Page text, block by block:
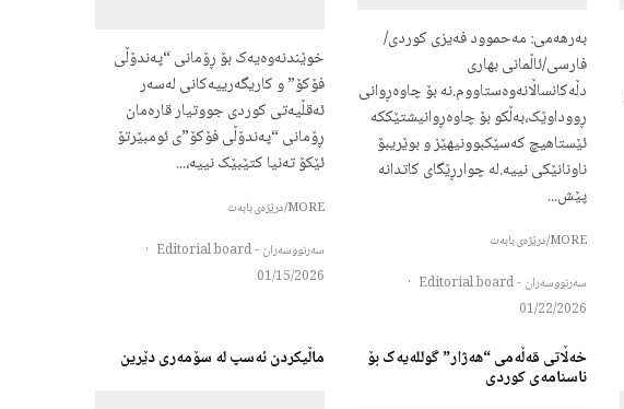
بەرهەمی: مەحموود فەیزی کوردی/
فارسی/ئاڵمانی بهاری
دڵەکانساڵانەوەستاووم.نە بۆ چاوەڕوانی
ڕووداوێک،بەڵکو بۆ چاوەڕوانیشتێککە
ئێستاهیچ کەسێکبوونیهێز و بوێریبۆ
ناونانێکی نییە.لە چوارڕێگای کاتدانە
پێش...
MORE/درێژەی بابەت
سەرنووسەران - Editorial board
·
01/22/2026
خوێندنەوەیەک بۆ ڕۆمانی “پەندۆڵی
فۆکۆ” و کاریگەرییەکانی لەسەر
ئەقڵیەتی کوردی جووتیار قارەمان
ڕۆمانی “پەندۆڵی فۆکۆ”ی ئومبێرتۆ
ئێکۆ تەنیا کتێبێک نییە،...
MORE/درێژەی بابەت
سەرنووسەران - Editorial board
·
01/15/2026
خەڵاتی قەڵەمی “ھەژار” گوللەیەک بۆ
ناسنامەی کوردی
ماڵیکردن ئەسپ لە سۆمەری دێرین